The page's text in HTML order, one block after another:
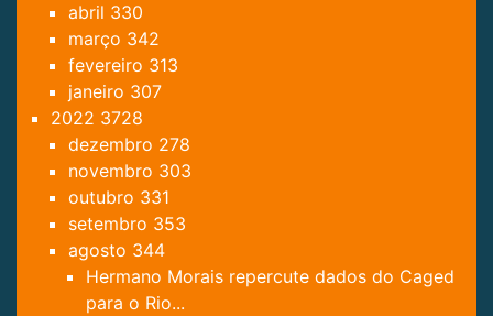
abril 330
março 342
fevereiro 313
janeiro 307
2022 3728
dezembro 278
novembro 303
outubro 331
setembro 353
agosto 344
Hermano Morais repercute dados do Caged
para o Rio...